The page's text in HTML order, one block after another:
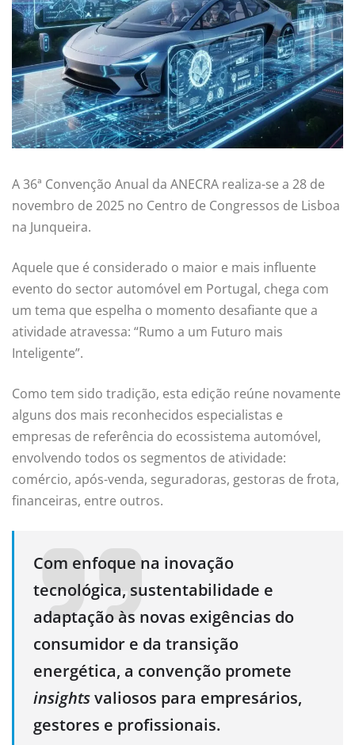
A 36ª Convenção Anual da ANECRA realiza-se a 28 de
novembro de 2025 no Centro de Congressos de Lisboa
na Junqueira.
Aquele que é considerado o maior e mais influente
evento do sector automóvel em Portugal, chega com
um tema que espelha o momento desafiante que a
atividade atravessa: “Rumo a um Futuro mais
Inteligente”.
Como tem sido tradição, esta edição reúne novamente
alguns dos mais reconhecidos especialistas e
empresas de referência do ecossistema automóvel,
envolvendo todos os segmentos de atividade:
comércio, após-venda, seguradoras, gestoras de frota,
financeiras, entre outros.
Com enfoque na inovação
tecnológica, sustentabilidade e
adaptação às novas exigências do
consumidor e da transição
energética, a convenção promete
insightsvaliosos para empresários,
gestores e profissionais.